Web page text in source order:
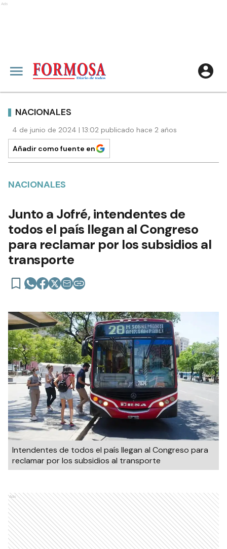
Ads
NACIONALES
4 de junio de 2024 | 13:02 publicado hace 2 años
Añadir como fuente en
NACIONALES
Junto a Jofré, intendentes de
todos el país llegan al Congreso
para reclamar por los subsidios al
transporte
Intendentes de todos el país llegan al Congreso para
reclamar por los subsidios al transporte
Ads